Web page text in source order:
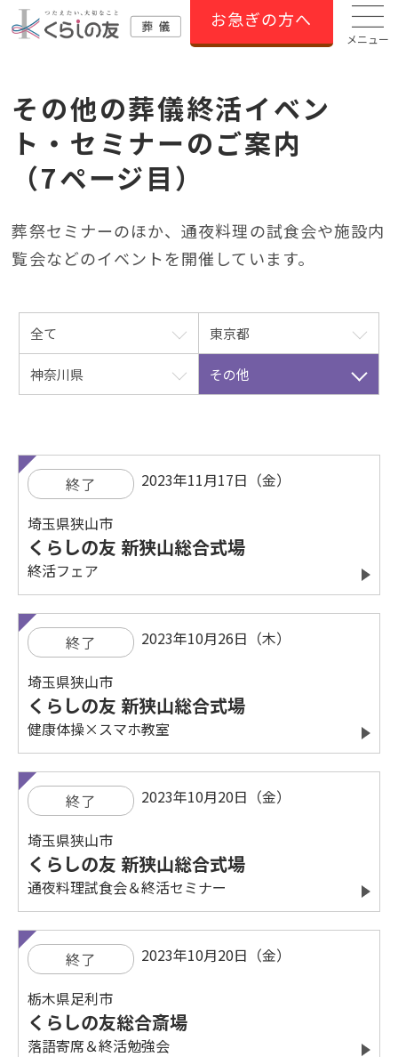
お急ぎの方へ
メニュー
その他の葬儀終活イベン
ト・セミナーのご案内
（7ページ目）
葬祭セミナーのほか、通夜料理の試⾷会や施設内
覧会などのイベントを開催しています。
全て 東京都
神奈川県 その他
終了 2023年11月17日（金）
埼玉県狭山市
くらしの友 新狭山総合式場
終活フェア
終了 2023年10月26日（木）
埼玉県狭山市
くらしの友 新狭山総合式場
健康体操×スマホ教室
終了 2023年10月20日（金）
埼玉県狭山市
くらしの友 新狭山総合式場
通夜料理試食会＆終活セミナー
終了 2023年10月20日（金）
栃木県足利市
くらしの友総合斎場
落語寄席＆終活勉強会